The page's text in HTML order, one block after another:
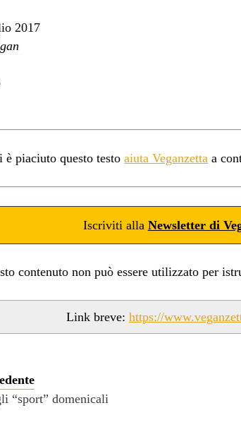
2017
è piaciuto questo testoaiuta Veganzetta a
Iscriviti alla Newsletter di
contenuto non può essere utilizzato per
Link breve: https://
“sport” domenicali